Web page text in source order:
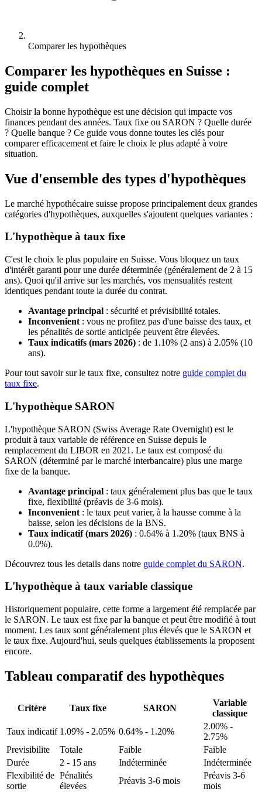
Comparer les hypothèques
Comparer les hypothèques en Suisse :
guide complet
Choisir la bonne hypothèque est une décision qui impacte vos
finances pendant des années. Taux fixe ou SARON ? Quelle durée
? Quelle banque ? Ce guide vous donne toutes les clés pour
comparer efficacement et faire le choix le plus adapté à votre
situation.
Vue d'ensemble des types d'hypothèques
Le marché hypothécaire suisse propose principalement deux grandes
catégories d'hypothèques, auxquelles s'ajoutent quelques variantes :
L'hypothèque à taux fixe
C'est le choix le plus populaire en Suisse. Vous bloquez un taux
d'intérêt garanti pour une durée déterminée (généralement de 2 à 15
ans). Quoi qu'il arrive sur les marchés, vos mensualités restent
identiques pendant toute la durée du contrat.
Avantage principal : sécurité et prévisibilité totales.
Inconvenient : vous ne profitez pas d'une baisse des taux, et
les pénalités de sortie anticipée peuvent être élevées.
Taux indicatifs (mars 2026) : de 1.10% (2 ans) à 2.05% (10
ans).
Pour tout savoir sur le taux fixe, consultez notre guide complet du
taux fixe.
L'hypothèque SARON
L'hypothèque SARON (Swiss Average Rate Overnight) est le
produit à taux variable de référence en Suisse depuis le
remplacement du LIBOR en 2021. Le taux est composé du
SARON (déterminé par le marché interbancaire) plus une marge
fixe de la banque.
Avantage principal : taux généralement plus bas que le taux
fixe, flexibilité (préavis de 3-6 mois).
Inconvenient : le taux peut varier, à la hausse comme à la
baisse, selon les décisions de la BNS.
Taux indicatif (mars 2026) : 0.64% à 1.20% (taux BNS à
0.0%).
Découvrez tous les details dans notre guide complet du SARON.
L'hypothèque à taux variable classique
Historiquement populaire, cette forme a largement été remplacée par
le SARON. Le taux est fixe par la banque et peut être modifié à tout
moment. Les taux sont généralement plus élevés que le SARON et
le taux fixe. Aujourd'hui, seuls quelques établissements la proposent
encore.
Tableau comparatif des hypothèques
Critère Taux fixe SARON
Variable
classique
Taux indicatif 1.09% - 2.05% 0.64% - 1.20%
2.00% -
2.75%
Previsibilite
Totale Faible
Faible
Durée
2 - 15 ans Indéterminée
Indéterminée
Flexibilité de
sortie
Pénalités
élevées
Préavis 3-6 mois
Préavis 3-6
mois